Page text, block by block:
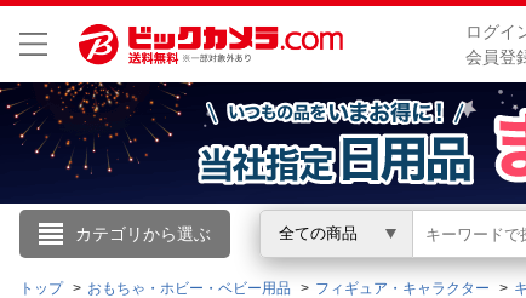
ログイ
会員登
カテゴリから選ぶ 全ての商品
こんにちは
ログイン
トップ おもちゃ・ホビー・ベビー用品 フィギュア・キャラクター